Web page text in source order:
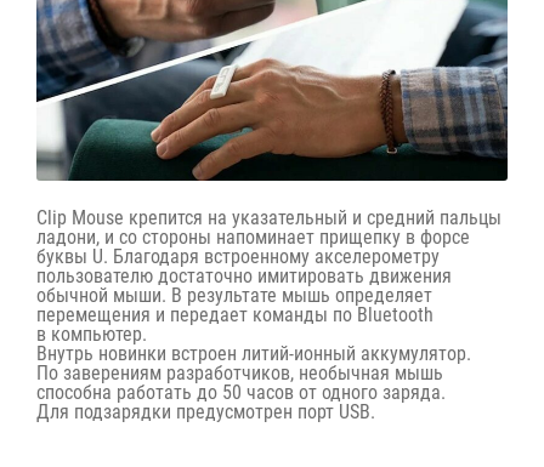
Clip Mouse крепится на указательный и средний пальцы
ладони, и со стороны напоминает прищепку в форсе
буквы U. Благодаря встроенному акселерометру
пользователю достаточно имитировать движения
обычной мыши. В результате мышь определяет
перемещения и передает команды по Bluetooth
в компьютер.
Внутрь новинки встроен литий-ионный аккумулятор.
По заверениям разработчиков, необычная мышь
способна работать до 50 часов от одного заряда.
Для подзарядки предусмотрен порт USB.